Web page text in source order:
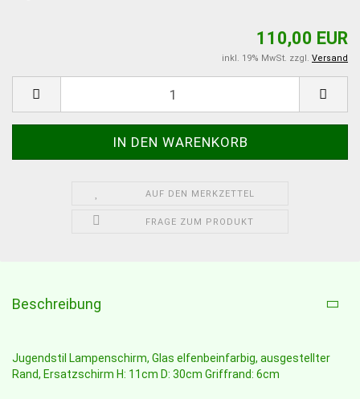
110,00 EUR
inkl. 19% MwSt. zzgl. Versand
AUF DEN MERKZETTEL
FRAGE ZUM PRODUKT
Beschreibung
Jugendstil Lampenschirm, Glas elfenbeinfarbig, ausgestellter
Rand, Ersatzschirm H: 11cm D: 30cm Griffrand: 6cm